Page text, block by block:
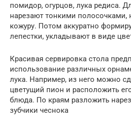
помидор, огурцов, лука редиса.
нарезают тонкими полосочками,
кожуру. Потом аккуратно
лепестки, укладывают в виде
Красивая сервировка стола
использование различных
лука. Например, из него можно
цветущий пион и расположить
блюда. По краям разложить
зубчики чеснока